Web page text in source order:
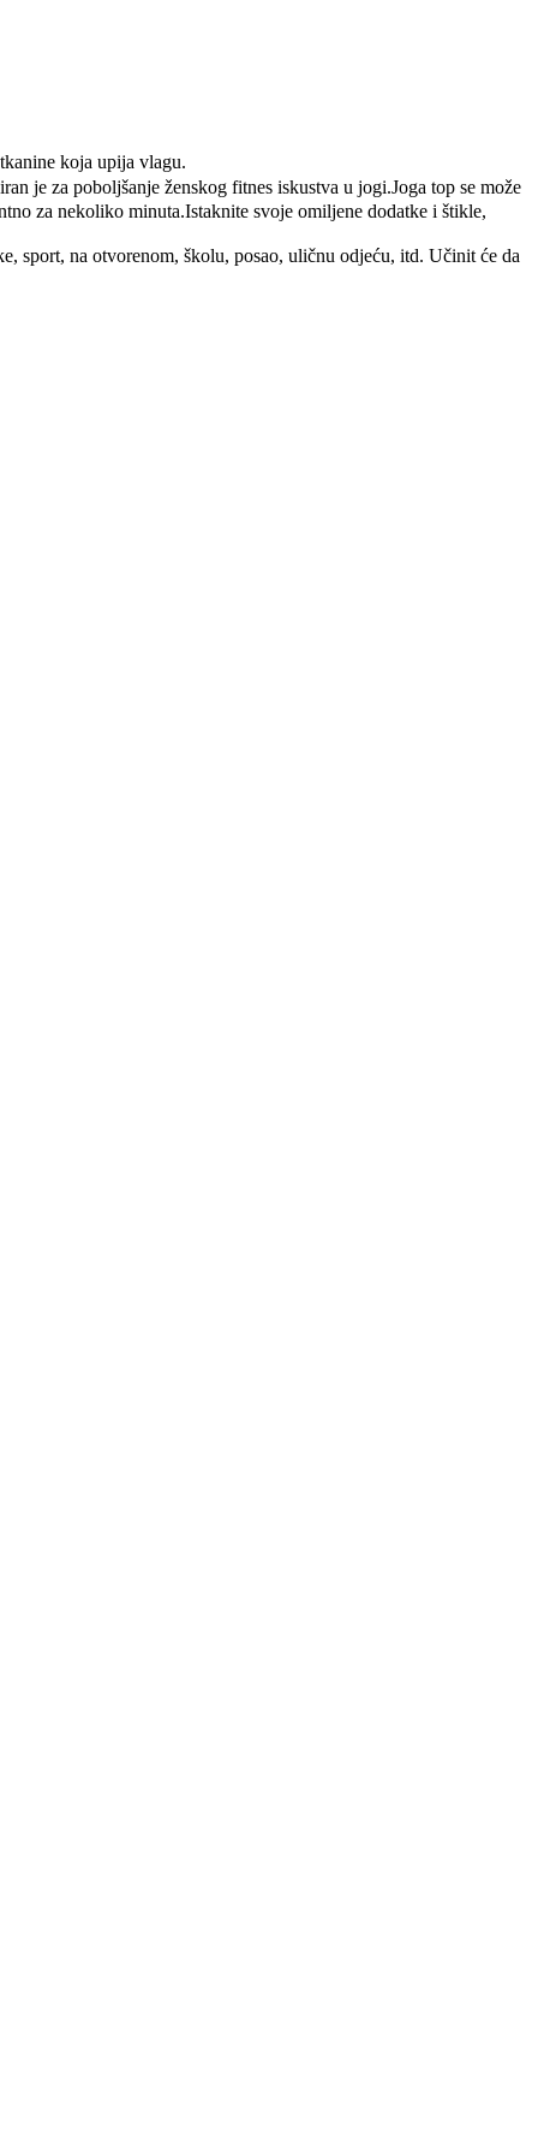
koja upija vlagu.
je za poboljšanje ženskog fitnes iskustva u jogi.Joga top se može
za nekoliko minuta.Istaknite svoje omiljene dodatke i štikle,
sport, na otvorenom, školu, posao, uličnu odjeću, itd. Učinit će da